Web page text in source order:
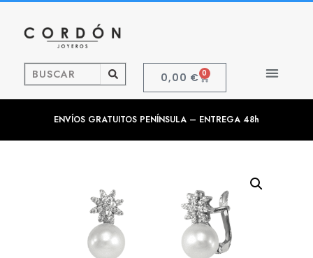
0,00 € 0
ENVÍOS GRATUITOS PENÍNSULA – ENTREGA 48h